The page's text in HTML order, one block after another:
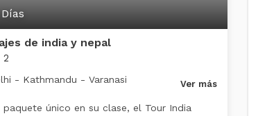
Días
de india y nepal
2
- Kathmandu - Varanasi Ver más
paquete único en su clase, el Tour India